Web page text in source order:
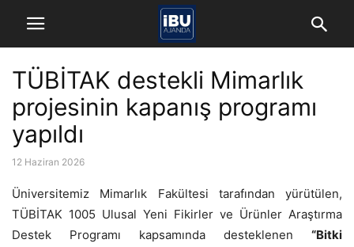
TÜBİTAK destekli Mimarlık
projesinin kapanış programı
yapıldı
12 Haziran 2026
Üniversitemiz Mimarlık Fakültesi tarafından yürütülen,
TÜBİTAK 1005 Ulusal Yeni Fikirler ve Ürünler Araştırma
Destek Programı kapsamında desteklenen “Bitki